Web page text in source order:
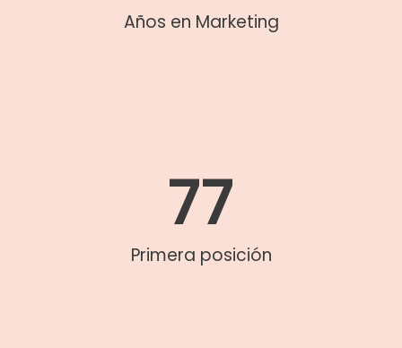
Años en Marketing
Primera posición
77